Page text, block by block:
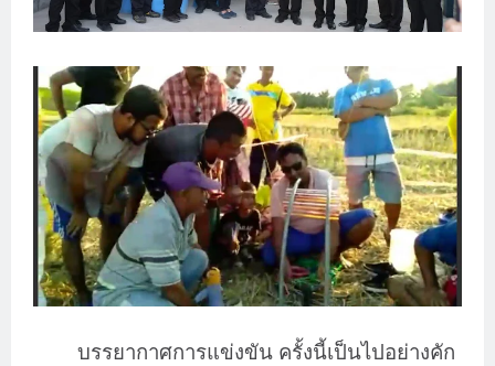
บรรยากาศการแข่งขัน ครั้งนี้เป็นไปอย่างคัก